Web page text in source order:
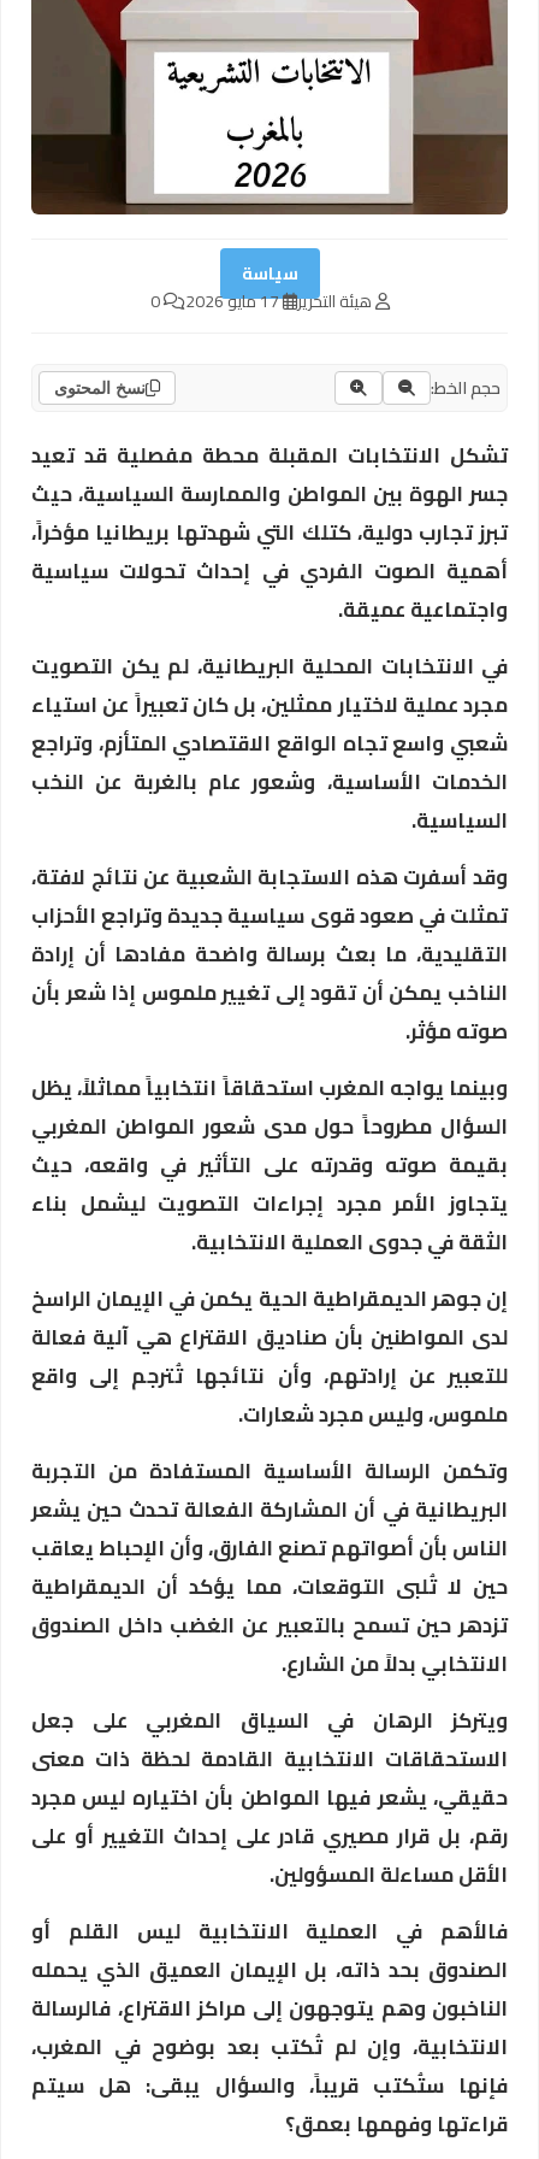
سياسة
هيئة التحرير 17 مايو 2026 0
حجم الخط: نسخ المحتوى
تشكل الانتخابات المقبلة محطة مفصلية قد تعيد
جسر الهوة بين المواطن والممارسة السياسية، حيث
تبرز تجارب دولية، كتلك التي شهدتها بريطانيا مؤخراً،
أهمية الصوت الفردي في إحداث تحولات سياسية
واجتماعية عميقة.
في الانتخابات المحلية البريطانية، لم يكن التصويت
مجرد عملية لاختيار ممثلين، بل كان تعبيراً عن استياء
شعبي واسع تجاه الواقع الاقتصادي المتأزم، وتراجع
الخدمات الأساسية، وشعور عام بالغربة عن النخب
السياسية.
وقد أسفرت هذه الاستجابة الشعبية عن نتائج لافتة،
تمثلت في صعود قوى سياسية جديدة وتراجع الأحزاب
التقليدية، ما بعث برسالة واضحة مفادها أن إرادة
الناخب يمكن أن تقود إلى تغيير ملموس إذا شعر بأن
صوته مؤثر.
وبينما يواجه المغرب استحقاقاً انتخابياً مماثلاً، يظل
السؤال مطروحاً حول مدى شعور المواطن المغربي
بقيمة صوته وقدرته على التأثير في واقعه، حيث
يتجاوز الأمر مجرد إجراءات التصويت ليشمل بناء
الثقة في جدوى العملية الانتخابية.
إن جوهر الديمقراطية الحية يكمن في الإيمان الراسخ
لدى المواطنين بأن صناديق الاقتراع هي آلية فعالة
للتعبير عن إرادتهم، وأن نتائجها تُترجم إلى واقع
ملموس، وليس مجرد شعارات.
وتكمن الرسالة الأساسية المستفادة من التجربة
البريطانية في أن المشاركة الفعالة تحدث حين يشعر
الناس بأن أصواتهم تصنع الفارق، وأن الإحباط يعاقب
حين لا تُلبى التوقعات، مما يؤكد أن الديمقراطية
تزدهر حين تسمح بالتعبير عن الغضب داخل الصندوق
الانتخابي بدلاً من الشارع.
ويتركز الرهان في السياق المغربي على جعل
الاستحقاقات الانتخابية القادمة لحظة ذات معنى
حقيقي، يشعر فيها المواطن بأن اختياره ليس مجرد
رقم، بل قرار مصيري قادر على إحداث التغيير أو على
الأقل مساءلة المسؤولين.
فالأهم في العملية الانتخابية ليس القلم أو
الصندوق بحد ذاته، بل الإيمان العميق الذي يحمله
الناخبون وهم يتوجهون إلى مراكز الاقتراع، فالرسالة
الانتخابية، وإن لم تُكتب بعد بوضوح في المغرب،
فإنها ستُكتب قريباً، والسؤال يبقى: هل سيتم
قراءتها وفهمها بعمق؟